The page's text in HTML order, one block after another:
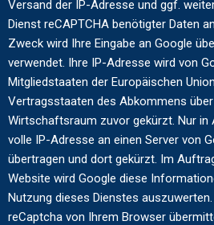
Versand der IP-Adresse und ggf.
Dienst reCAPTCHA benötigter Daten
Zweck wird Ihre Eingabe an Google
verwendet. Ihre IP-Adresse wird von
Mitgliedstaaten der Europäischen
Vertragsstaaten des Abkommens
Wirtschaftsraum zuvor gekürzt. Nur in
volle IP-Adresse an einen Server von
übertragen und dort gekürzt. Im
Website wird Google diese
Nutzung dieses Dienstes
reCaptcha von Ihrem Browser